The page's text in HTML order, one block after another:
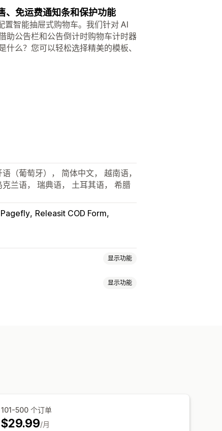
、免运费通知条和保护功能
智能抽屉式购物车。我们针对 AI
助公告栏和公告倒计时购物车计时器
么？您可以轻松选择精美的模板、
（葡萄牙）， 简体中文， 越南语，
兰语， 瑞典语， 土耳其语， 希腊
Pagefly Releasit COD Form
显示功能
显示功能
101-500 个订单
$29.99/月